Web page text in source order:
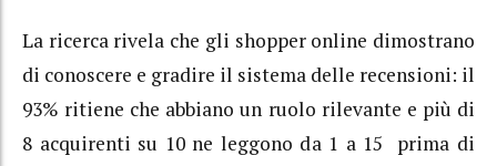
La ricerca rivela che gli shopper online dimostrano
di conoscere e gradire il sistema delle recensioni: il
93% ritiene che abbiano un ruolo rilevante e più di
8 acquirenti su 10 ne leggono da 1 a 15 prima di